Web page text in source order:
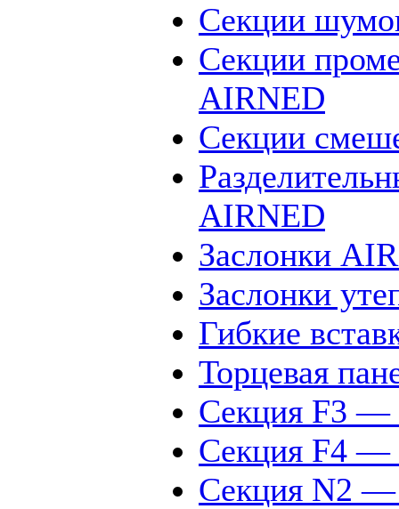
Секции
Секции
AIRNED
Секции
AIRNED
Заслонки
Заслонки
Гибкие
Торцевая
Секция F3 —
Секция F4 —
Секция N2 —